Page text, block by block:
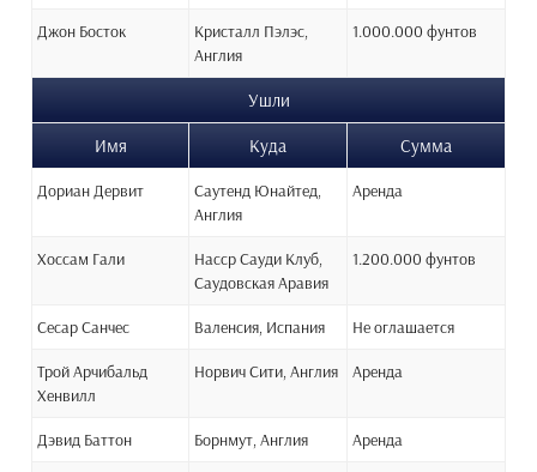
Джон Босток
Кристалл Пэлэс,
Англия
1.000.000 фунтов
Ушли
Имя
Куда Сумма
Дориан Дервит
Саутенд Юнайтед,
Англия
Аренда
Хоссам Гали
Насср Сауди Клуб,
Саудовская Аравия
1.200.000 фунтов
Сесар Санчес Валенсия, Испания Не оглашается
Трой Арчибальд
Хенвилл
Норвич Сити, Англия Аренда
Дэвид Баттон Борнмут, Англия Аренда